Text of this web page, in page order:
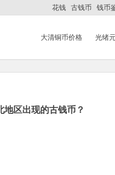
花钱 古钱币 钱币
大清铜币价格 光绪
地区出现的古钱币？